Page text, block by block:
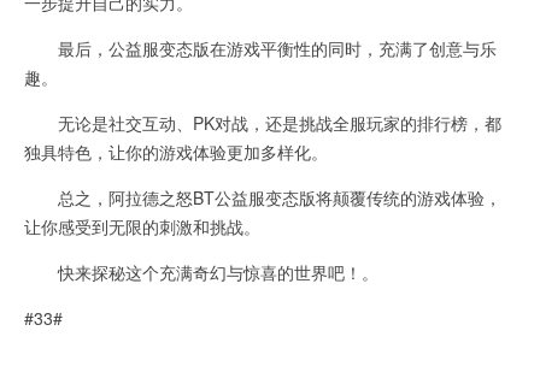
最后，公益服变态版在游戏平衡性的同时，充满了创意与乐
趣。
无论是社交互动、PK对战，还是挑战全服玩家的排行榜，都
独具特色，让你的游戏体验更加多样化。
总之，阿拉德之怒BT公益服变态版将颠覆传统的游戏体验，
让你感受到无限的刺激和挑战。
快来探秘这个充满奇幻与惊喜的世界吧！。
#33#